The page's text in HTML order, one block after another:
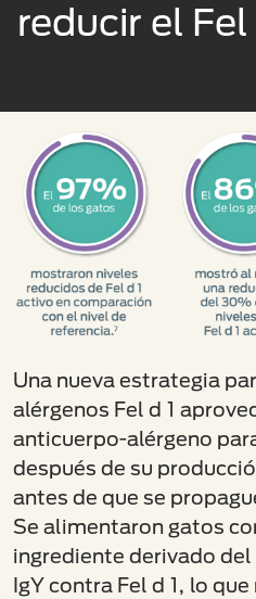
reducir el
Una nueva estrategia
alérgenos Fel d 1
anticuerpo-alérgeno
después de su
antes de que se
Se alimentaron gatos
ingrediente derivado
IgY contra Fel d 1, lo